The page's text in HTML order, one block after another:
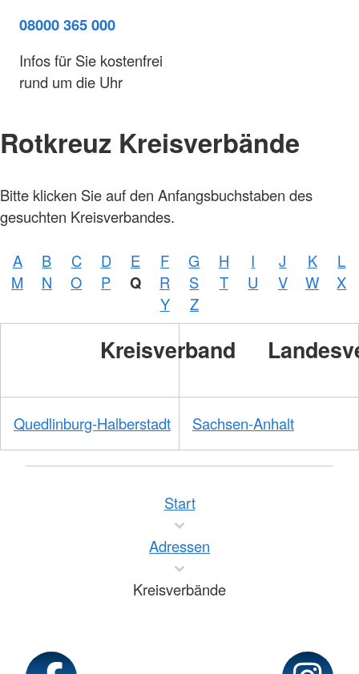
08000 365 000
Infos für Sie kostenfrei
rund um die Uhr
Rotkreuz Kreisverbände
Bitte klicken Sie auf den Anfangsbuchstaben des
gesuchten Kreisverbandes.
A B C D E F G H I J K
L
M
N O P Q R S T U V W
X
Y
Z
Kreisverband
Quedlinburg-Halberstadt Sachsen-Anhalt
Start
Adressen
Kreisverbände